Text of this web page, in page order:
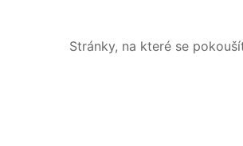
Stránky, na které se